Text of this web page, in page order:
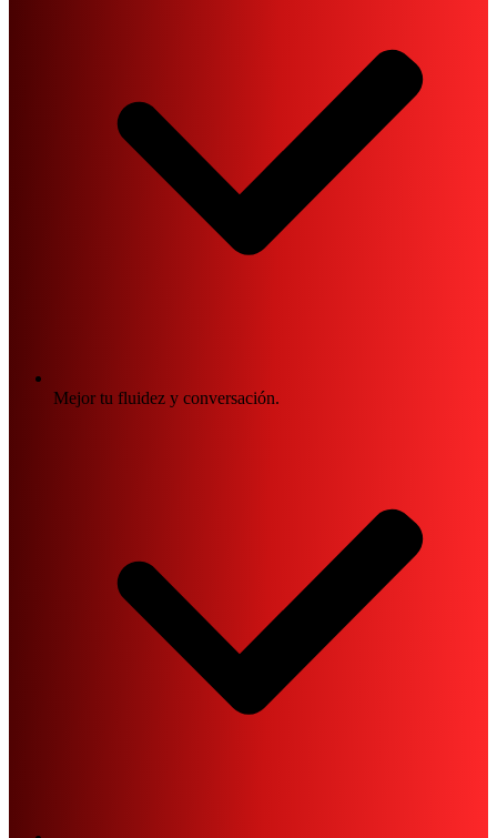
Mejor tu fluidez y conversación.